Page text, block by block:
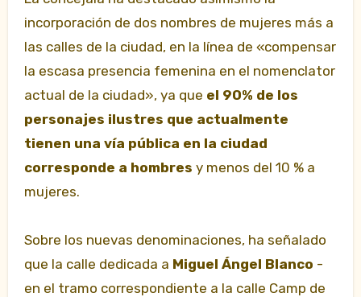
incorporación de dos nombres de mujeres más a
las calles de la ciudad, en la línea de «compensar
la escasa presencia femenina en el nomenclator
actual de la ciudad», ya que el 90% de los
personajes ilustres que actualmente
tienen una vía pública en la ciudad
corresponde a hombres y menos del 10 % a
mujeres.
Sobre los nuevas denominaciones, ha señalado
que la calle dedicada a Miguel Ángel Blanco -
en el tramo correspondiente a la calle Camp de